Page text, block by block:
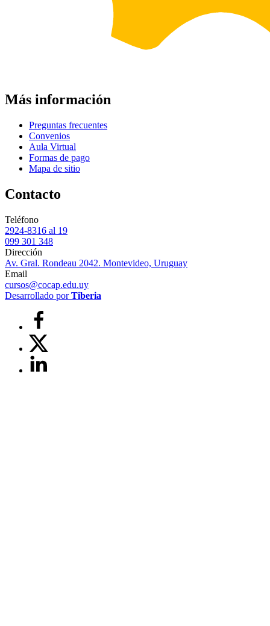
Más información
Preguntas frecuentes
Convenios
Aula Virtual
Formas de pago
Mapa de sitio
Contacto
Teléfono
2924-8316 al 19
099 301 348
Dirección
Av. Gral. Rondeau 2042. Montevideo, Uruguay
Email
cursos@cocap.edu.uy
Desarrollado porTiberia